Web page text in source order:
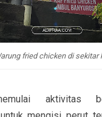
fried chicken di sekitar
aktivitas